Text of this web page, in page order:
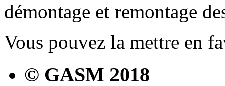
démontage et remontage
Vous pouvez la mettre en
© GASM 2018